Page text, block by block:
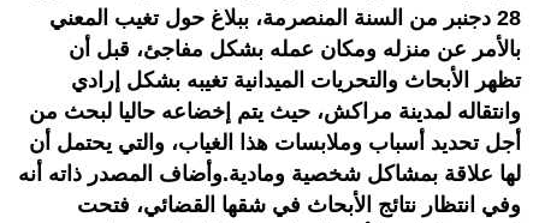
28 دجنبر من السنة المنصرمة، ببلاغ حول تغيب المعني
بالأمر عن منزله ومكان عمله بشكل مفاجئ، قبل أن
تظهر الأبحاث والتحريات الميدانية تغيبه بشكل إرادي
وانتقاله لمدينة مراكش، حيث يتم إخضاعه حاليا لبحث من
أجل تحديد أسباب وملابسات هذا الغياب، والتي يحتمل أن
لها علاقة بمشاكل شخصية ومادية.وأضاف المصدر ذاته أنه
وفي انتظار نتائج الأبحاث في شقها القضائي، فتحت